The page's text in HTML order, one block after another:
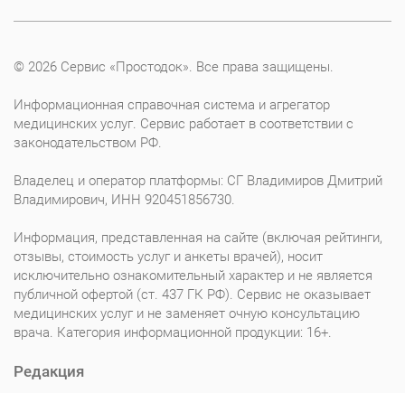
© 2026 Сервис «Простодок». Все права защищены.
Информационная справочная система и агрегатор
медицинских услуг. Сервис работает в соответствии с
законодательством РФ.
Владелец и оператор платформы: СГ Владимиров Дмитрий
Владимирович, ИНН 920451856730.
Информация, представленная на сайте (включая рейтинги,
отзывы, стоимость услуг и анкеты врачей), носит
исключительно ознакомительный характер и не является
публичной офертой (ст. 437 ГК РФ). Сервис не оказывает
медицинских услуг и не заменяет очную консультацию
врача. Категория информационной продукции: 16+.
Редакция